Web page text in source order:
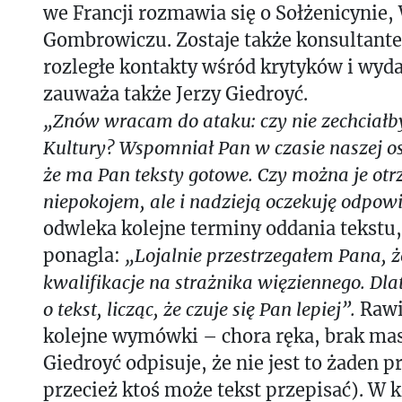
we Francji rozmawia się o
Gombrowiczu. Zostaje także
rozległe kontakty wśród krytyków i
zauważa także Jerzy Giedroyć.
„Znów wracam do ataku: czy nie
Kultury? Wspomniał Pan w czasie naszej
że ma Pan teksty gotowe. Czy można je
niepokojem, ale i nadzieją oczekuję
odwleka kolejne terminy oddania
ponagla: „Lojalnie przestrzegałem Pana,
kwalifikacje na strażnika więziennego.
o tekst, licząc, że czuje się Pan lepiej”.
kolejne wymówki – chora ręka, brak
Giedroyć odpisuje, że nie jest to żaden
przecież ktoś może tekst przepisać). W